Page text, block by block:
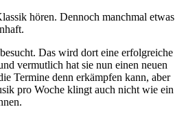
hören. Dennoch manchmal etwas
Das wird dort eine erfolgreiche
vermutlich hat sie nun einen neuen
Termine denn erkämpfen kann, aber
pro Woche klingt auch nicht wie ein